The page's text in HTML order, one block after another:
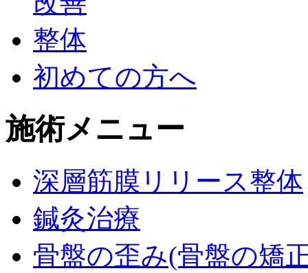
初めての方へ
施術メニュー
深層筋膜リリース整体
鍼灸治療
骨盤の歪み(骨盤の矯